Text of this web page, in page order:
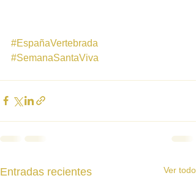
#EspañaVertebrada
#SemanaSantaViva
Entradas recientes Ver todo